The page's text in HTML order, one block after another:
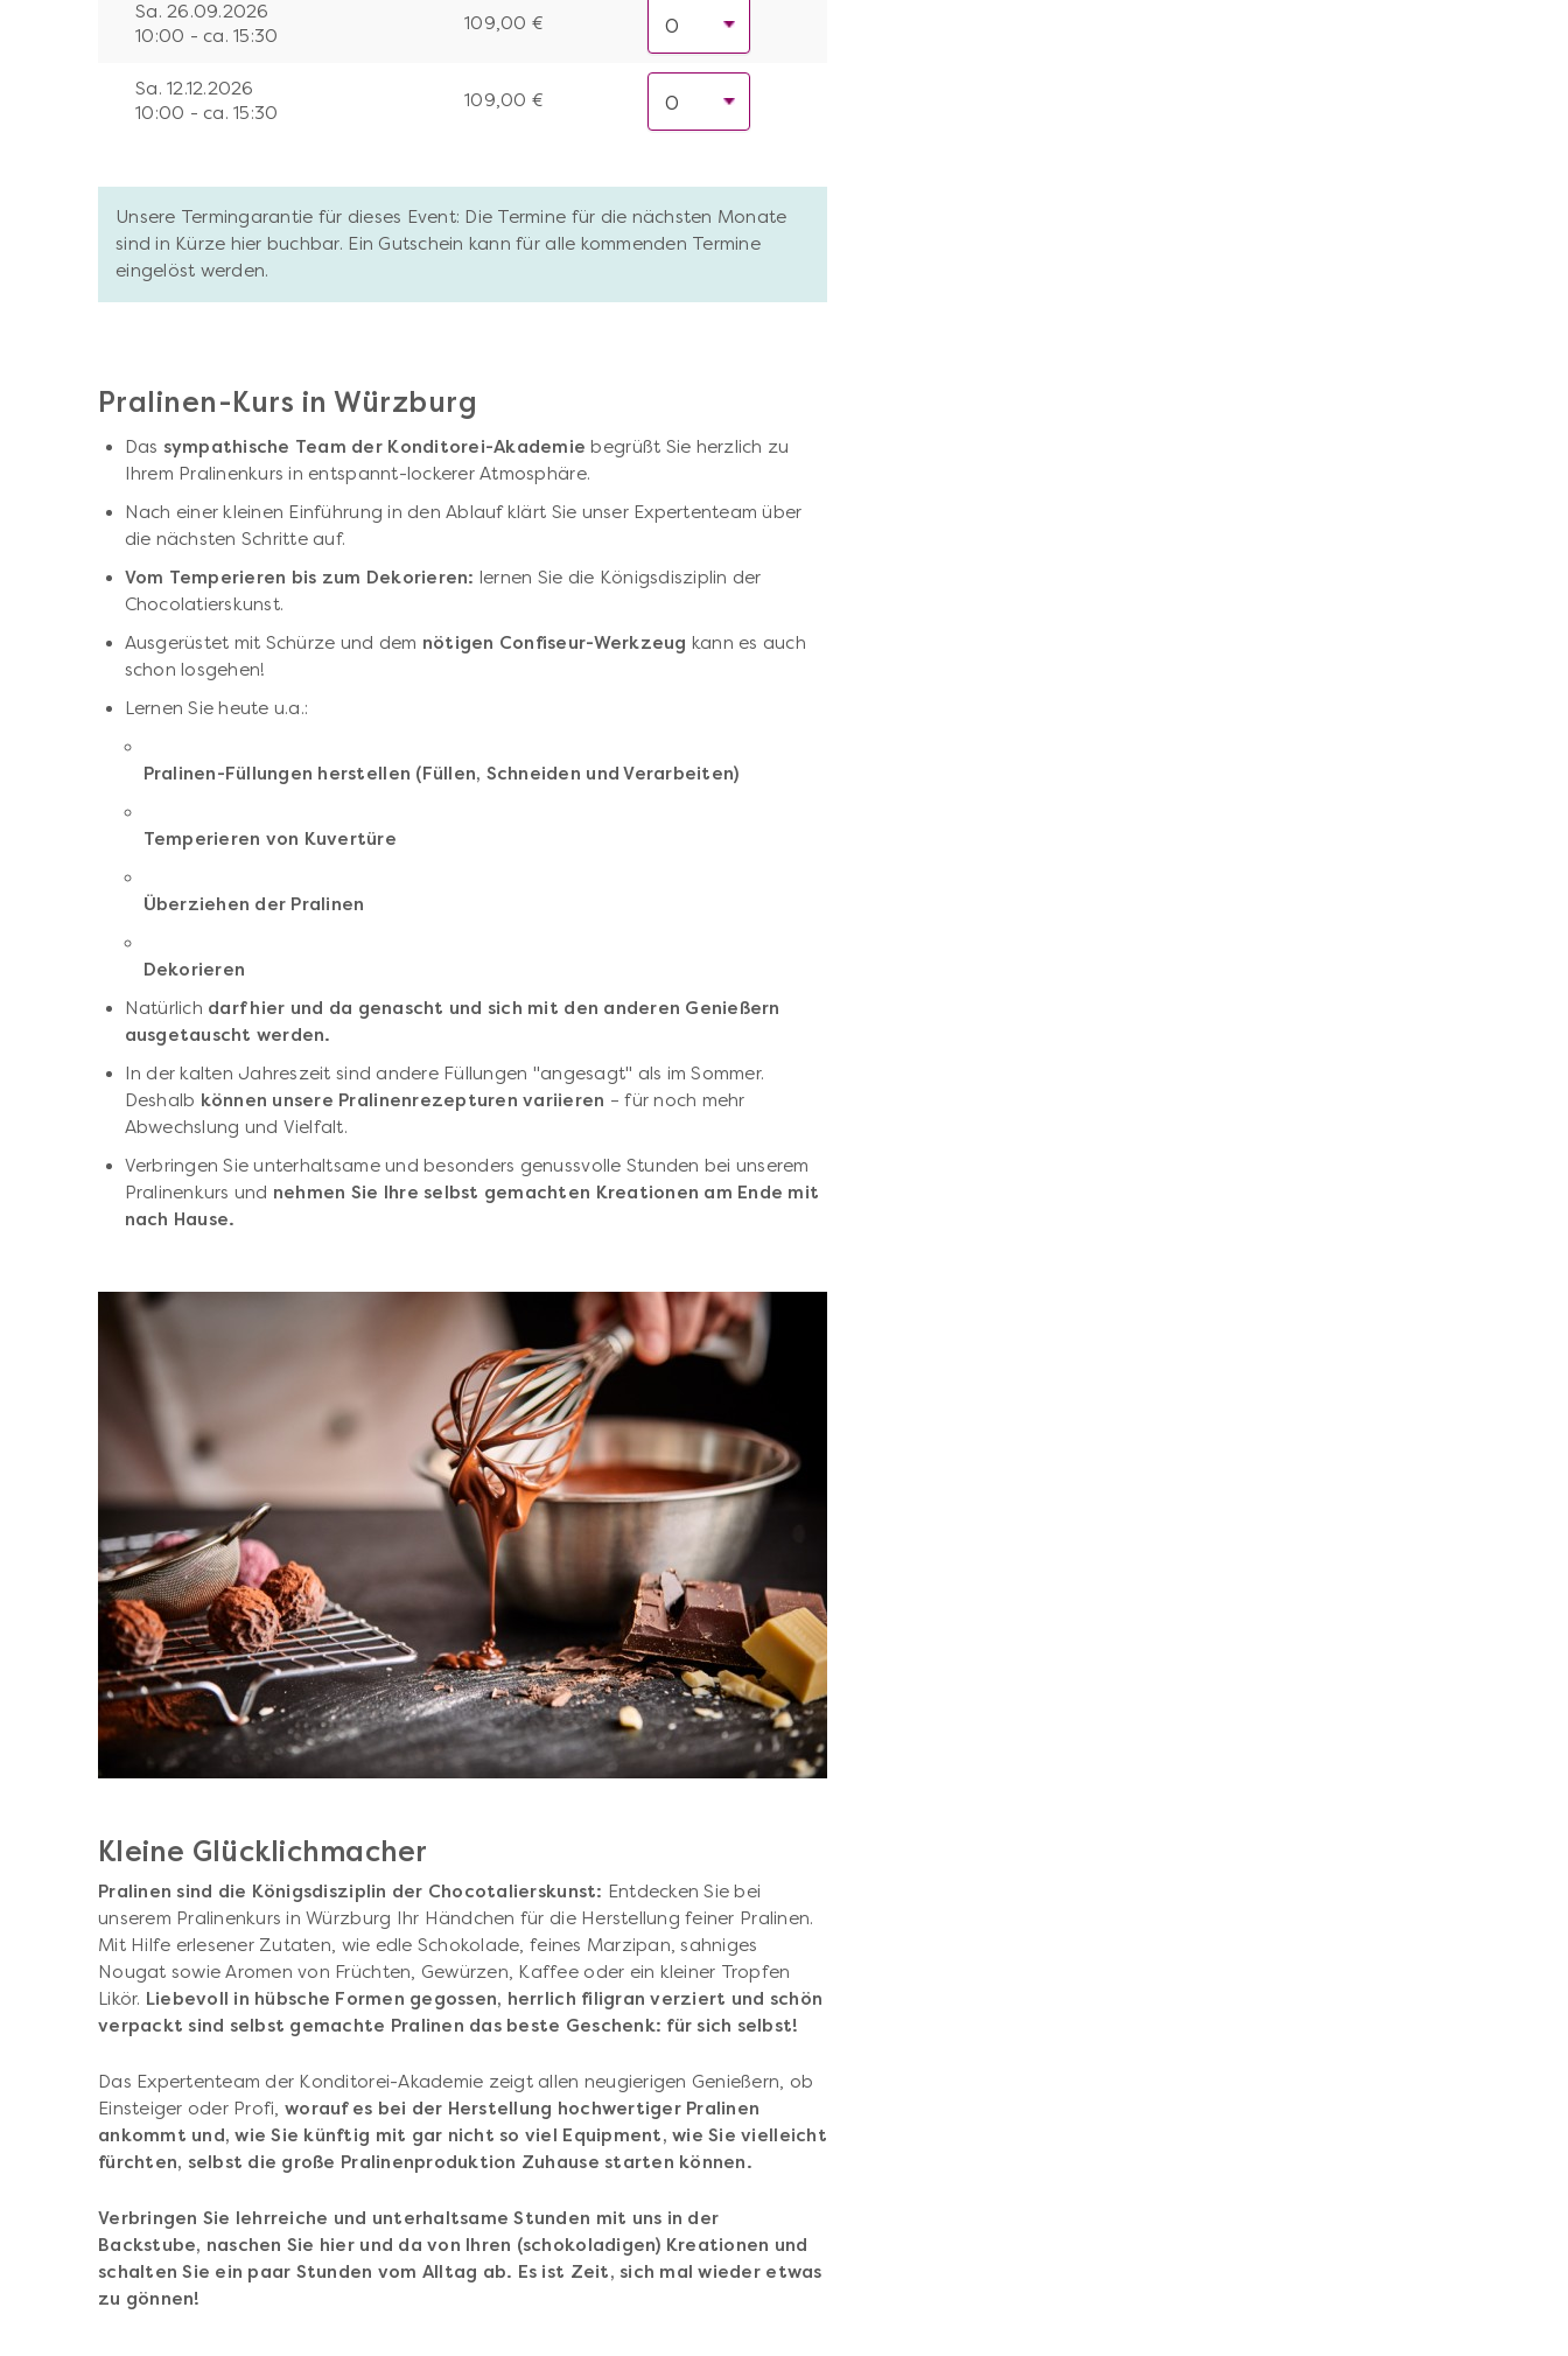
Sa. 26.09.2026
10:00 - ca. 15:30
109,00 €
Sa. 12.12.2026
10:00 - ca. 15:30
109,00 €
Unsere Termingarantie für dieses Event: Die Termine für die nächsten Monate
sind in Kürze hier buchbar. Ein Gutschein kann für alle kommenden Termine
eingelöst werden.
Pralinen-Kurs in Würzburg
Das sympathische Team der Konditorei-Akademie begrüßt Sie herzlich zu
Ihrem Pralinenkurs in entspannt-lockerer Atmosphäre.
Nach einer kleinen Einführung in den Ablauf klärt Sie unser Expertenteam über
die nächsten Schritte auf.
Vom Temperieren bis zum Dekorieren: lernen Sie die Königsdisziplin der
Chocolatierskunst.
Ausgerüstet mit Schürze und dem nötigen Confiseur-Werkzeug kann es auch
schon losgehen!
Lernen Sie heute u.a.:
Pralinen-Füllungen herstellen (Füllen, Schneiden und Verarbeiten)
Temperieren von Kuvertüre
Überziehen der Pralinen
Dekorieren
Natürlich darf hier und da genascht und sich mit den anderen Genießern
ausgetauscht werden.
In der kalten Jahreszeit sind andere Füllungen "angesagt" als im Sommer.
Deshalb können unsere Pralinenrezepturen variieren – für noch mehr
Abwechslung und Vielfalt.
Verbringen Sie unterhaltsame und besonders genussvolle Stunden bei unserem
Pralinenkurs und nehmen Sie Ihre selbst gemachten Kreationen am Ende mit
nach Hause.
Kleine Glücklichmacher
Pralinen sind die Königsdisziplin der Chocotalierskunst: Entdecken Sie bei
unserem Pralinenkurs in Würzburg Ihr Händchen für die Herstellung feiner Pralinen.
Mit Hilfe erlesener Zutaten, wie edle Schokolade, feines Marzipan, sahniges
Nougat sowie Aromen von Früchten, Gewürzen, Kaffee oder ein kleiner Tropfen
Likör. Liebevoll in hübsche Formen gegossen, herrlich filigran verziert und schön
verpackt sind selbst gemachte Pralinen das beste Geschenk: für sich selbst!
Das Expertenteam der Konditorei-Akademie zeigt allen neugierigen Genießern, ob
Einsteiger oder Profi, worauf es bei der Herstellung hochwertiger Pralinen
ankommt und, wie Sie künftig mit gar nicht so viel Equipment, wie Sie vielleicht
fürchten, selbst die große Pralinenproduktion Zuhause starten können.
Verbringen Sie lehrreiche und unterhaltsame Stunden mit uns in der
Backstube, naschen Sie hier und da von Ihren (schokoladigen) Kreationen und
schalten Sie ein paar Stunden vom Alltag ab. Es ist Zeit, sich mal wieder etwas
zu gönnen!